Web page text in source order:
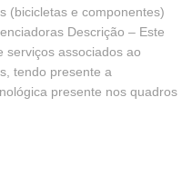
(bicicletas e componentes)
Descrição – Este
serviços associados ao
tendo presente a
presente nos quadros